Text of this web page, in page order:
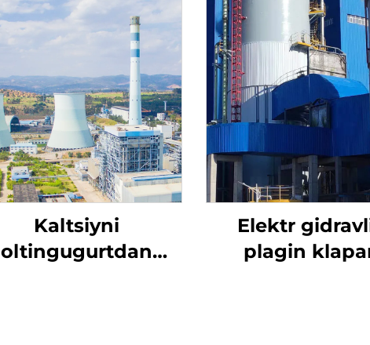
Kaltsiyni
oltingugurtdan
Elektr
plagin